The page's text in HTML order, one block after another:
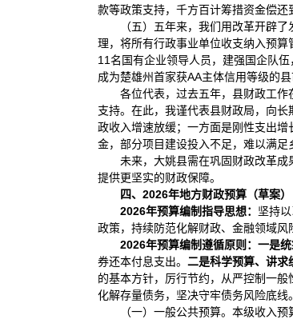
款等政策支持，千方百计筹措资金偿还
（五）五年来，我们用改革开辟
理，将所有行政事业单位收支纳入预
11名国有企业领导人员，建强国企队
成为楚雄州首家获AA主体信用等级的
各位代表，过去五年，县财政工
支持。‌在此，我谨代表县财政局，向
政收入增速放缓；一方面是‌刚性支出
金，部分项目建设投入不足，难以满足
未来，大姚县需在巩固财政改革
提供更坚实的财政保障。
四、2026年地方财政预算（草案）
2026年预算编制指导思想： 坚持
政策，持续防范化解财政、金融领域风
2026年预算编制遵循原则： 一是统
券还本付息支出。 二是科学预算、讲求
的基本方针，厉行节约，从严控制一般
化解存量债务，坚决守牢债务风险底线。
（一）一般公共预算。本级收入